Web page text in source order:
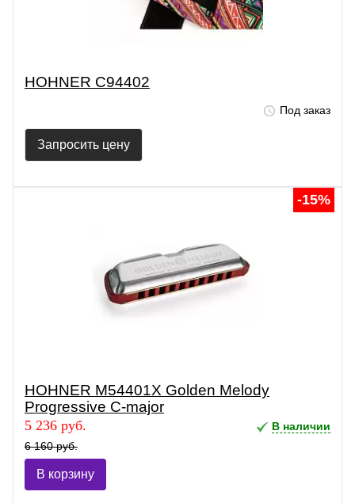
HOHNER C94402
Под заказ
Запросить цену
-15%
HOHNER M54401Х Golden Melody
Progressive C-major
5 236 руб.
6 160 руб.
В наличии
В корзину